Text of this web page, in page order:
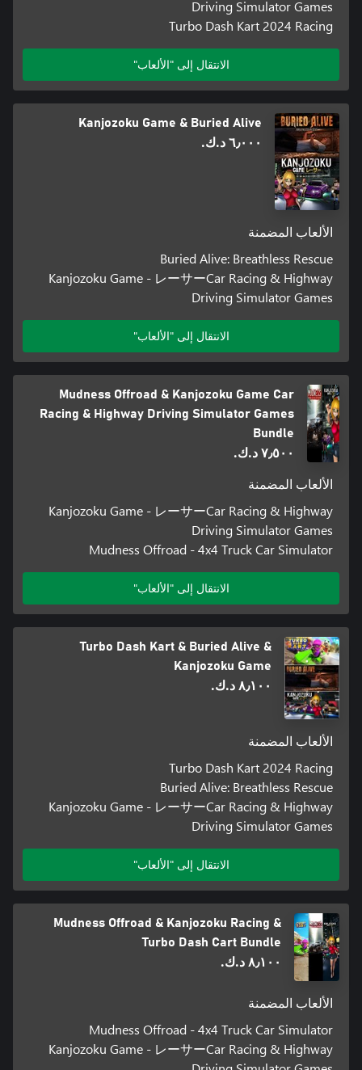
Driving Simulator Games
Turbo Dash Kart 2024 Racing
الانتقال إلى "الألعاب"
Kanjozoku Game & Buried Alive
٦٫٠٠٠ د.ك.‏
الألعاب المضمنة
Buried Alive: Breathless Rescue
Kanjozoku Game - レーサーCar Racing & Highway
Driving Simulator Games
الانتقال إلى "الألعاب"
Mudness Offroad & Kanjozoku Game Car
Racing & Highway Driving Simulator Games
Bundle
٧٫٥٠٠ د.ك.‏
الألعاب المضمنة
Kanjozoku Game - レーサーCar Racing & Highway
Driving Simulator Games
Mudness Offroad - 4x4 Truck Car Simulator
الانتقال إلى "الألعاب"
Turbo Dash Kart & Buried Alive &
Kanjozoku Game
٨٫١٠٠ د.ك.‏
الألعاب المضمنة
Turbo Dash Kart 2024 Racing
Buried Alive: Breathless Rescue
Kanjozoku Game - レーサーCar Racing & Highway
Driving Simulator Games
الانتقال إلى "الألعاب"
Mudness Offroad & Kanjozoku Racing &
Turbo Dash Cart Bundle
٨٫١٠٠ د.ك.‏
الألعاب المضمنة
Mudness Offroad - 4x4 Truck Car Simulator
Kanjozoku Game - レーサーCar Racing & Highway